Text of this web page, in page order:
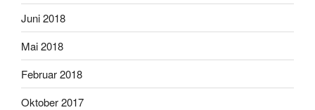
Juni 2018
Mai 2018
Februar 2018
Oktober 2017